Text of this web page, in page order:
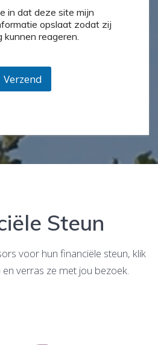
in dat deze site mijn
opslaat zodat zij
kunnen reageren.
Verzend
Steun
voor hun financiële steun, klik
verras ze met jou bezoek.